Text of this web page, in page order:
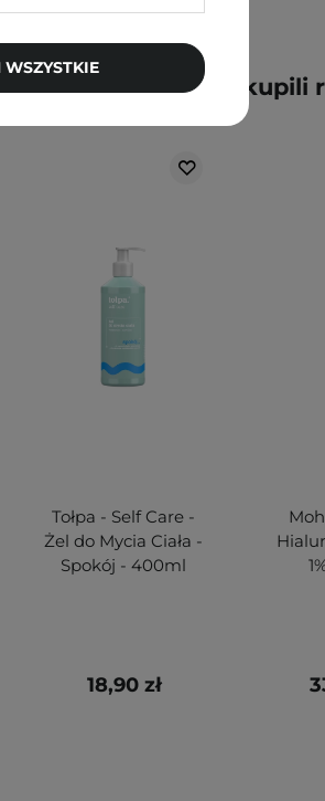
kupili ten produkt, kupili
Tołpa - Self Care -
Żel do Mycia Ciała -
Spokój - 400ml
18,90 zł